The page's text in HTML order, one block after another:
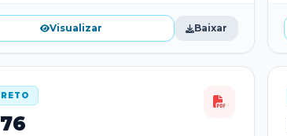
Visualizar Baixar
76